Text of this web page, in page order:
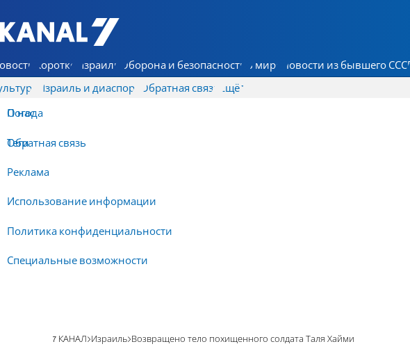
7 КАНАЛ - Аруц Шева
Коротко Израиль Оборона и безопасность В мире Новости из бывшего СССР
Израиль и диаспора Обратная связь
О нас
Обратная связь
Реклама
Использование информации
Политика конфиденциальности
Специальные возможности
Ещё
Погода
Теги
7 КАНАЛ Израиль Возвращено тело похищенного солдата Таля Хайми